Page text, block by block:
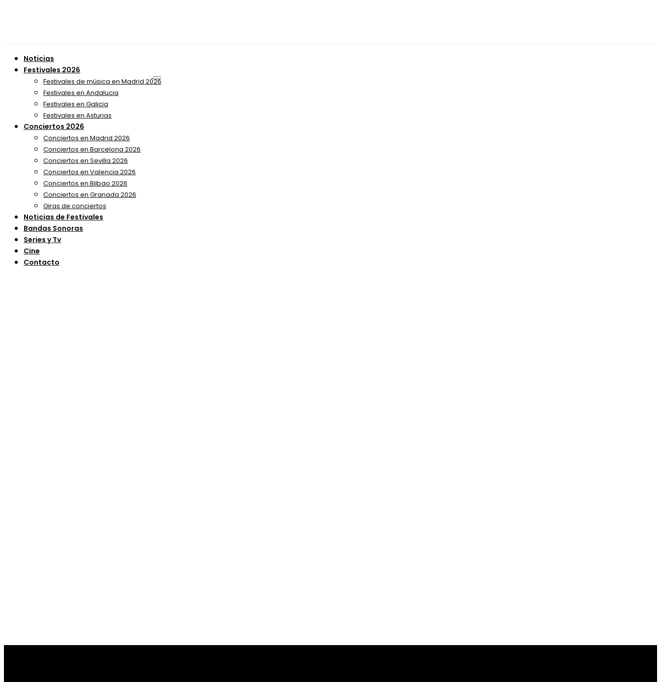
Noticias
Festivales 2026
Festivales de música en Madrid 2026
Festivales en Andalucia
Festivales en Galicia
Festivales en Asturias
Conciertos 2026
Conciertos en Madrid 2026
Conciertos en Barcelona 2026
Conciertos en Sevilla 2026
Conciertos en Valencia 2026
Conciertos en Bilbao 2026
Conciertos en Granada 2026
Giras de conciertos
Noticias de Festivales
Bandas Sonoras
Series y Tv
Cine
Contacto